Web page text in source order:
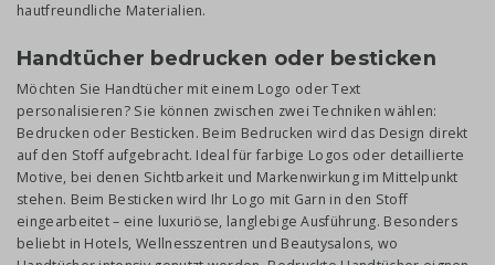
hautfreundliche Materialien.
Handtücher bedrucken oder besticken
Möchten Sie Handtücher mit einem Logo oder Text
personalisieren? Sie können zwischen zwei Techniken wählen:
Bedrucken oder Besticken. Beim Bedrucken wird das Design direkt
auf den Stoff aufgebracht. Ideal für farbige Logos oder detaillierte
Motive, bei denen Sichtbarkeit und Markenwirkung im Mittelpunkt
stehen. Beim Besticken wird Ihr Logo mit Garn in den Stoff
eingearbeitet – eine luxuriöse, langlebige Ausführung. Besonders
beliebt in Hotels, Wellnesszentren und Beautysalons, wo